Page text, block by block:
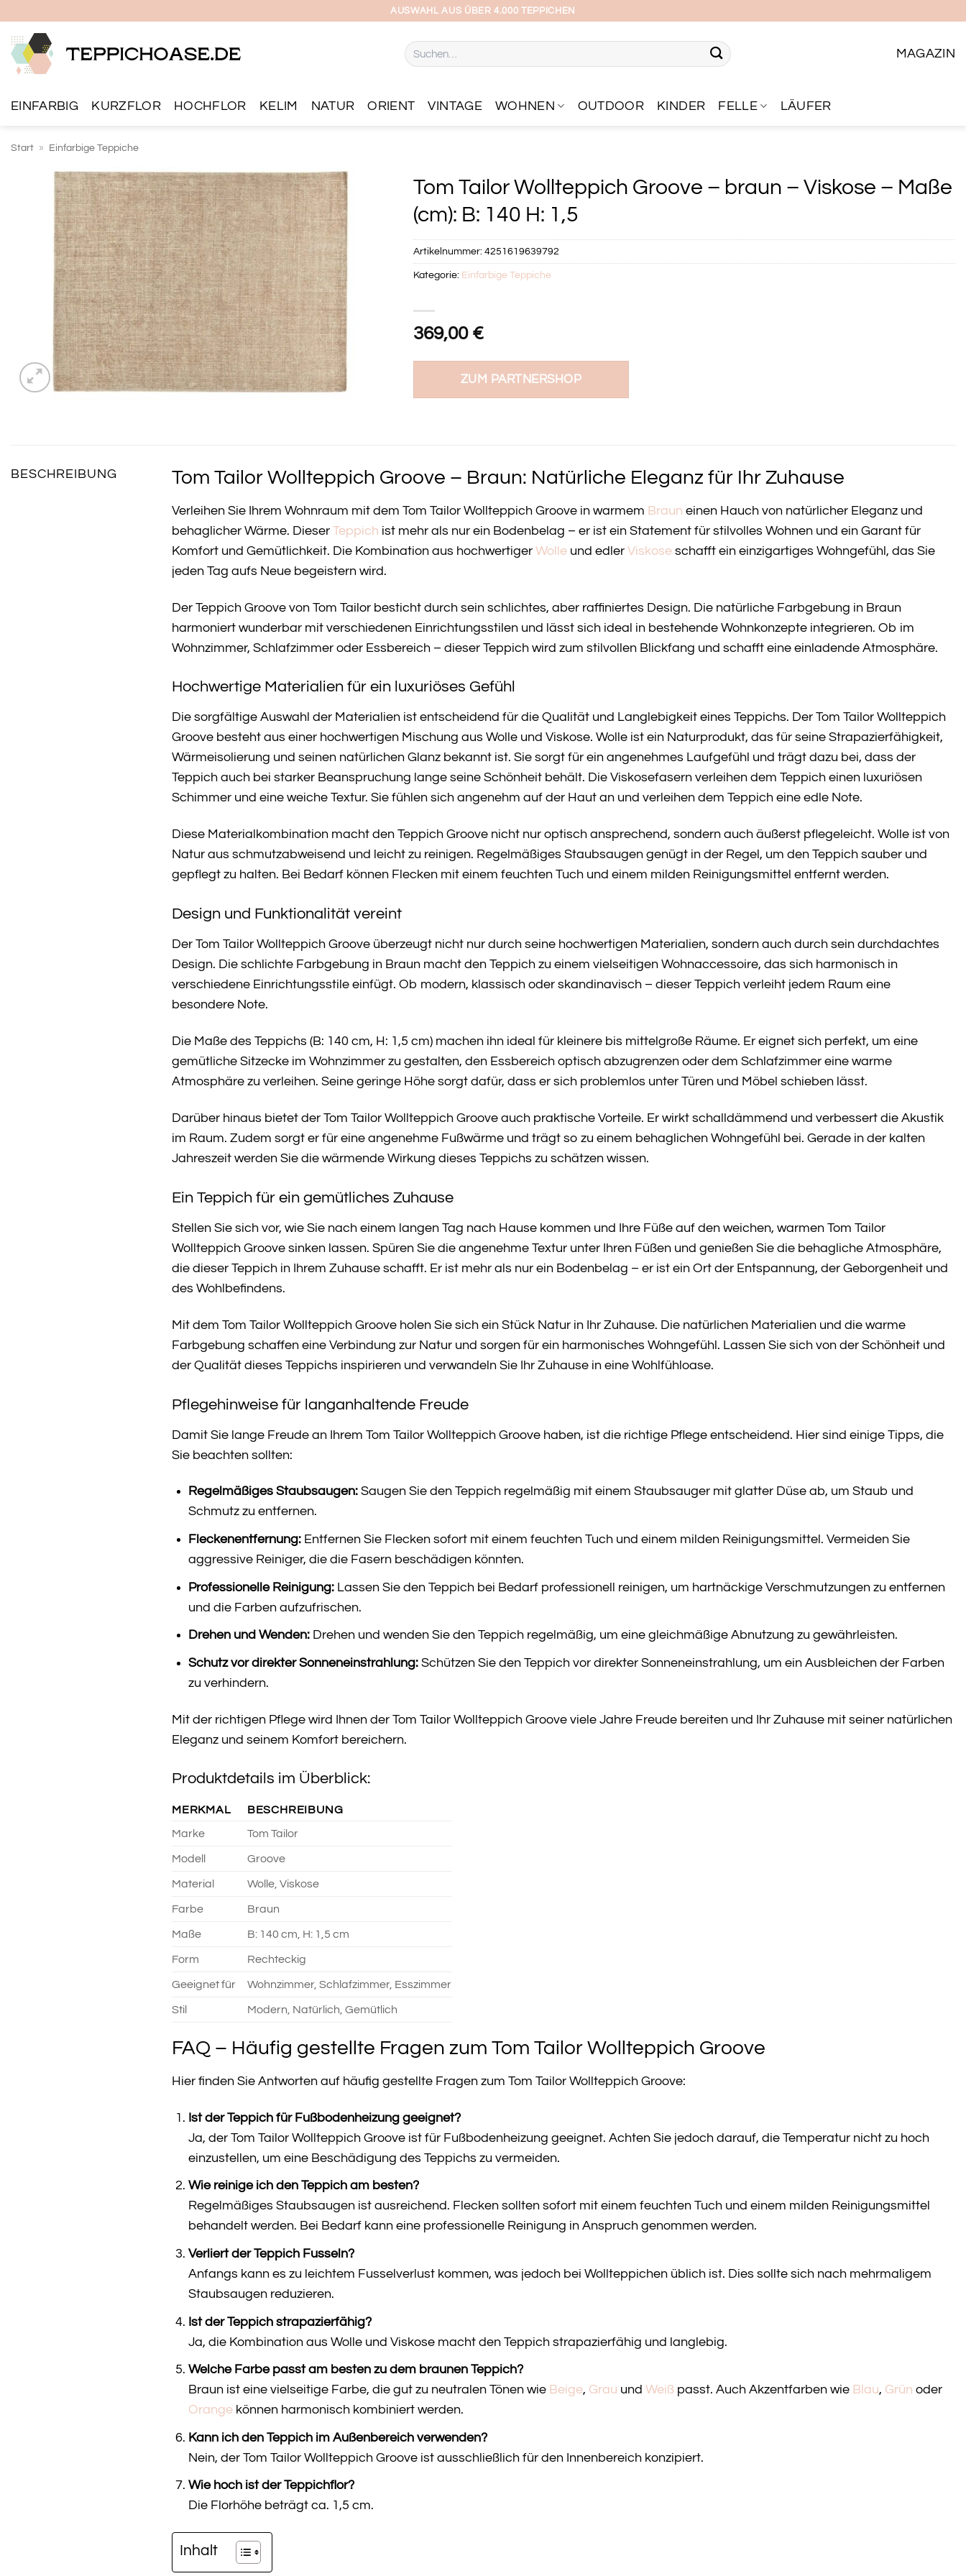
springen
AUSWAHL AUS ÜBER 4.000 TEPPICHEN
Suchen
nach:
MAGAZIN
EINFARBIG KURZFLOR HOCHFLOR KELIM NATUR ORIENT VINTAGE WOHNEN OUTDOOR KINDER FELLE LÄUFER
Start » Einfarbige Teppiche
Tom Tailor Wollteppich Groove – braun – Viskose – Maße
(cm): B: 140 H: 1,5
369,00 €
ZUM PARTNERSHOP
Artikelnummer: 4251619639792
Kategorie: Einfarbige Teppiche
BESCHREIBUNG Tom Tailor Wollteppich Groove – Braun: Natürliche Eleganz für Ihr Zuhause
Verleihen Sie Ihrem Wohnraum mit dem Tom Tailor Wollteppich Groove in warmem Braun einen Hauch von natürlicher Eleganz und
behaglicher Wärme. Dieser Teppich ist mehr als nur ein Bodenbelag – er ist ein Statement für stilvolles Wohnen und ein Garant für
Komfort und Gemütlichkeit. Die Kombination aus hochwertiger Wolle und edler Viskose schafft ein einzigartiges Wohngefühl, das Sie
jeden Tag aufs Neue begeistern wird.
Der Teppich Groove von Tom Tailor besticht durch sein schlichtes, aber raffiniertes Design. Die natürliche Farbgebung in Braun
harmoniert wunderbar mit verschiedenen Einrichtungsstilen und lässt sich ideal in bestehende Wohnkonzepte integrieren. Ob im
Wohnzimmer, Schlafzimmer oder Essbereich – dieser Teppich wird zum stilvollen Blickfang und schafft eine einladende Atmosphäre.
Hochwertige Materialien für ein luxuriöses Gefühl
Die sorgfältige Auswahl der Materialien ist entscheidend für die Qualität und Langlebigkeit eines Teppichs. Der Tom Tailor Wollteppich
Groove besteht aus einer hochwertigen Mischung aus Wolle und Viskose. Wolle ist ein Naturprodukt, das für seine Strapazierfähigkeit,
Wärmeisolierung und seinen natürlichen Glanz bekannt ist. Sie sorgt für ein angenehmes Laufgefühl und trägt dazu bei, dass der
Teppich auch bei starker Beanspruchung lange seine Schönheit behält. Die Viskosefasern verleihen dem Teppich einen luxuriösen
Schimmer und eine weiche Textur. Sie fühlen sich angenehm auf der Haut an und verleihen dem Teppich eine edle Note.
Diese Materialkombination macht den Teppich Groove nicht nur optisch ansprechend, sondern auch äußerst pflegeleicht. Wolle ist von
Natur aus schmutzabweisend und leicht zu reinigen. Regelmäßiges Staubsaugen genügt in der Regel, um den Teppich sauber und
gepflegt zu halten. Bei Bedarf können Flecken mit einem feuchten Tuch und einem milden Reinigungsmittel entfernt werden.
Design und Funktionalität vereint
Der Tom Tailor Wollteppich Groove überzeugt nicht nur durch seine hochwertigen Materialien, sondern auch durch sein durchdachtes
Design. Die schlichte Farbgebung in Braun macht den Teppich zu einem vielseitigen Wohnaccessoire, das sich harmonisch in
verschiedene Einrichtungsstile einfügt. Ob modern, klassisch oder skandinavisch – dieser Teppich verleiht jedem Raum eine
besondere Note.
Die Maße des Teppichs (B: 140 cm, H: 1,5 cm) machen ihn ideal für kleinere bis mittelgroße Räume. Er eignet sich perfekt, um eine
gemütliche Sitzecke im Wohnzimmer zu gestalten, den Essbereich optisch abzugrenzen oder dem Schlafzimmer eine warme
Atmosphäre zu verleihen. Seine geringe Höhe sorgt dafür, dass er sich problemlos unter Türen und Möbel schieben lässt.
Darüber hinaus bietet der Tom Tailor Wollteppich Groove auch praktische Vorteile. Er wirkt schalldämmend und verbessert die Akustik
im Raum. Zudem sorgt er für eine angenehme Fußwärme und trägt so zu einem behaglichen Wohngefühl bei. Gerade in der kalten
Jahreszeit werden Sie die wärmende Wirkung dieses Teppichs zu schätzen wissen.
Ein Teppich für ein gemütliches Zuhause
Stellen Sie sich vor, wie Sie nach einem langen Tag nach Hause kommen und Ihre Füße auf den weichen, warmen Tom Tailor
Wollteppich Groove sinken lassen. Spüren Sie die angenehme Textur unter Ihren Füßen und genießen Sie die behagliche Atmosphäre,
die dieser Teppich in Ihrem Zuhause schafft. Er ist mehr als nur ein Bodenbelag – er ist ein Ort der Entspannung, der Geborgenheit und
des Wohlbefindens.
Mit dem Tom Tailor Wollteppich Groove holen Sie sich ein Stück Natur in Ihr Zuhause. Die natürlichen Materialien und die warme
Farbgebung schaffen eine Verbindung zur Natur und sorgen für ein harmonisches Wohngefühl. Lassen Sie sich von der Schönheit und
der Qualität dieses Teppichs inspirieren und verwandeln Sie Ihr Zuhause in eine Wohlfühloase.
Pflegehinweise für langanhaltende Freude
Damit Sie lange Freude an Ihrem Tom Tailor Wollteppich Groove haben, ist die richtige Pflege entscheidend. Hier sind einige Tipps, die
Sie beachten sollten:
Regelmäßiges Staubsaugen:Saugen Sie den Teppich regelmäßig mit einem Staubsauger mit glatter Düse ab, um Staub und
Schmutz zu entfernen.
Fleckenentfernung:Entfernen Sie Flecken sofort mit einem feuchten Tuch und einem milden Reinigungsmittel. Vermeiden Sie
aggressive Reiniger, die die Fasern beschädigen könnten.
Professionelle Reinigung:Lassen Sie den Teppich bei Bedarf professionell reinigen, um hartnäckige Verschmutzungen zu entfernen
und die Farben aufzufrischen.
Drehen und Wenden:Drehen und wenden Sie den Teppich regelmäßig, um eine gleichmäßige Abnutzung zu gewährleisten.
Schutz vor direkter Sonneneinstrahlung:Schützen Sie den Teppich vor direkter Sonneneinstrahlung, um ein Ausbleichen der Farben
zu verhindern.
Mit der richtigen Pflege wird Ihnen der Tom Tailor Wollteppich Groove viele Jahre Freude bereiten und Ihr Zuhause mit seiner natürlichen
Eleganz und seinem Komfort bereichern.
Produktdetails im Überblick:
MERKMAL BESCHREIBUNG
Marke Tom Tailor
Modell Groove
Material Wolle, Viskose
Farbe Braun
Maße B: 140 cm, H: 1,5 cm
Form Rechteckig
Geeignet für Wohnzimmer, Schlafzimmer, Esszimmer
Stil Modern, Natürlich, Gemütlich
FAQ – Häufig gestellte Fragen zum Tom Tailor Wollteppich Groove
Hier finden Sie Antworten auf häufig gestellte Fragen zum Tom Tailor Wollteppich Groove:
Ist der Teppich für Fußbodenheizung geeignet?
Ja, der Tom Tailor Wollteppich Groove ist für Fußbodenheizung geeignet. Achten Sie jedoch darauf, die Temperatur nicht zu hoch
einzustellen, um eine Beschädigung des Teppichs zu vermeiden.
Wie reinige ich den Teppich am besten?
Regelmäßiges Staubsaugen ist ausreichend. Flecken sollten sofort mit einem feuchten Tuch und einem milden Reinigungsmittel
behandelt werden. Bei Bedarf kann eine professionelle Reinigung in Anspruch genommen werden.
Verliert der Teppich Fusseln?
Anfangs kann es zu leichtem Fusselverlust kommen, was jedoch bei Wollteppichen üblich ist. Dies sollte sich nach mehrmaligem
Staubsaugen reduzieren.
Ist der Teppich strapazierfähig?
Ja, die Kombination aus Wolle und Viskose macht den Teppich strapazierfähig und langlebig.
Welche Farbe passt am besten zu dem braunen Teppich?
Braun ist eine vielseitige Farbe, die gut zu neutralen Tönen wie Beige, Grau und Weißpasst. Auch Akzentfarben wie Blau, Grün oder
Orangekönnen harmonisch kombiniert werden.
Kann ich den Teppich im Außenbereich verwenden?
Nein, der Tom Tailor Wollteppich Groove ist ausschließlich für den Innenbereich konzipiert.
Wie hoch ist der Teppichflor?
Die Florhöhe beträgt ca. 1,5 cm.
Inhalt